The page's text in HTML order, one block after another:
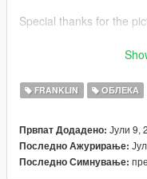
Special thanks for the
Thanks for
Join our discord server:
FRANKLIN ОБЛЕКА
Првпат Додадено: Јули 9,
Последно Ажурирање:
Последно Симнување: